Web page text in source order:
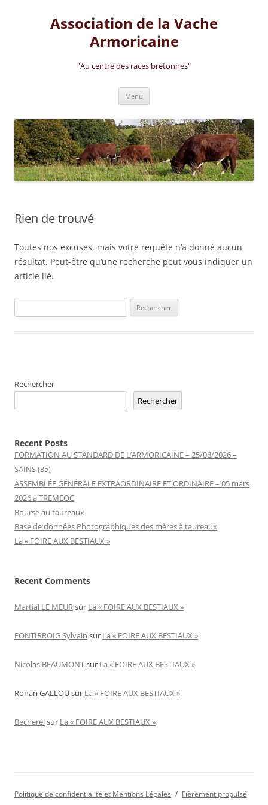
Association de la Vache
Armoricaine
"Au centre des races bretonnes"
Menu
Rien de trouvé
Toutes nos excuses, mais votre requête n’a donné aucun
résultat. Peut-être qu’une recherche peut vous indiquer un
article lié.
Rechercher
Rechercher
Recent Posts
FORMATION AU STANDARD DE L’ARMORICAINE – 25/08/2026 –
SAINS (35)
ASSEMBLÉE GÉNÉRALE EXTRAORDINAIRE ET ORDINAIRE – 05 mars
2026 à TREMEOC
Bourse au taureaux
Base de données Photographiques des mères à taureaux
La « FOIRE AUX BESTIAUX »
Recent Comments
Martial LE MEURsur La « FOIRE AUX BESTIAUX »
FONTIRROIG Sylvain sur La « FOIRE AUX BESTIAUX »
Nicolas BEAUMONTsur La « FOIRE AUX BESTIAUX »
Ronan GALLOUsur La « FOIRE AUX BESTIAUX »
Becherelsur La « FOIRE AUX BESTIAUX »
Politique de confidentialité et Mentions Légales
Fièrement propulsé